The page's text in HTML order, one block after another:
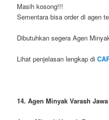
Masih kosong!!!
Sementara bisa order di agen
Dibutuhkan segera Agen
Lihat penjelasan lengkap di
14. Agen Minyak Varash